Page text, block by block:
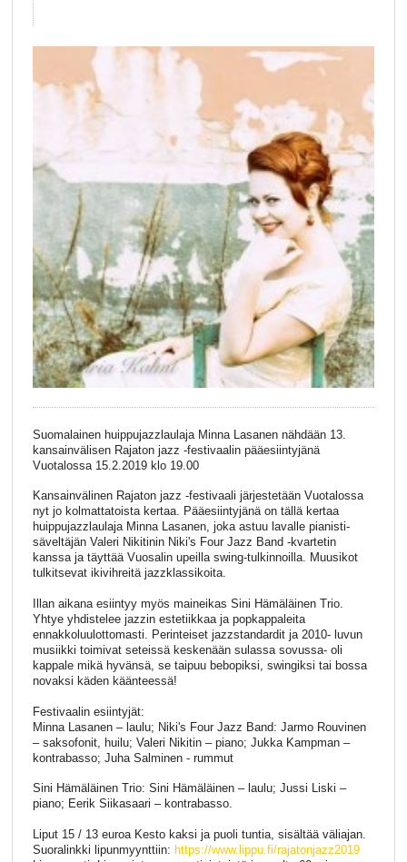
Suomalainen huippujazzlaulaja Minna Lasanen nähdään 13.
kansainvälisen Rajaton jazz -festivaalin pääesiintyjänä
Vuotalossa 15.2.2019 klo 19.00
Kansainvälinen Rajaton jazz -festivaali järjestetään Vuotalossa
nyt jo kolmattatoista kertaa. Pääesiintyjänä on tällä kertaa
huippujazzlaulaja Minna Lasanen, joka astuu lavalle pianisti-
säveltäjän Valeri Nikitinin Niki's Four Jazz Band -kvartetin
kanssa ja täyttää Vuosalin upeilla swing-tulkinnoilla. Muusikot
tulkitsevat ikivihreitä jazzklassikoita.
Illan aikana esiintyy myös maineikas Sini Hämäläinen Trio.
Yhtye yhdistelee jazzin estetiikkaa ja popkappaleita
ennakkoluulottomasti. Perinteiset jazzstandardit ja 2010- luvun
musiikki toimivat seteissä keskenään sulassa sovussa- oli
kappale mikä hyvänsä, se taipuu bebopiksi, swingiksi tai bossa
novaksi käden käänteessä!
Festivaalin esiintyjät:
Minna Lasanen – laulu; Niki's Four Jazz Band: Jarmo Rouvinen
– saksofonit, huilu; Valeri Nikitin – piano; Jukka Kampman –
kontrabasso; Juha Salminen - rummut
Sini Hämäläinen Trio: Sini Hämäläinen – laulu; Jussi Liski –
piano; Eerik Siikasaari – kontrabasso.
Liput 15 / 13 euroa Kesto kaksi ja puoli tuntia, sisältää väliajan.
Suoralinkki lipunmyynttiin: https://www.lippu.fi/rajatonjazz2019